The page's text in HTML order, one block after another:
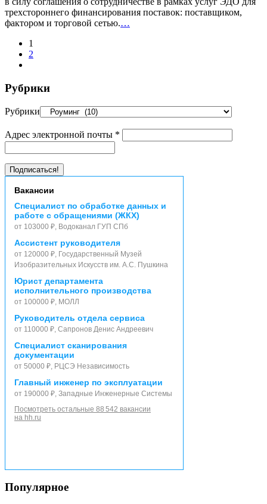
трехстороннего финансирования поставок: поставщиком,
фактором и торговой сетью.…
1
2
Рубрики
Рубрики
Адрес электронной почты *
Вакансии
Специалист по обработке данных и
работе с обращениями (ЖКХ)
от 103000 ₽, Водоканал ГУП СПб
Ассистент руководителя
от 120000 ₽, Государственный Музей
Изобразительных Искусств им. А.С. Пушкина
Юрист департамента
исполнительного производства
от 100000 ₽, МОЛЛ
Руководитель отдела сервиса
от 110000 ₽, Сапронов Денис Андреевич
Специалист сканирования
документации
от 50000 ₽, РЦСЭ Независимость
Главный инженер по эксплуатации
от 190000 ₽, Западные Инженерные Системы
Посмотреть остальные 88 542 вакансии
на hh.ru
Популярное